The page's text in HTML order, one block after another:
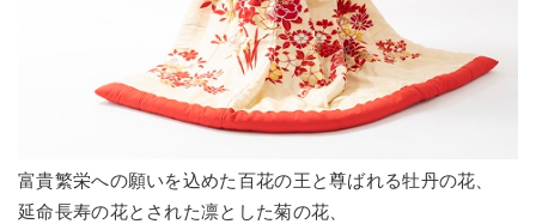
富貴繁栄への願いを込めた百花の王と尊ばれる牡丹の花、
延命長寿の花とされた凛とした菊の花、